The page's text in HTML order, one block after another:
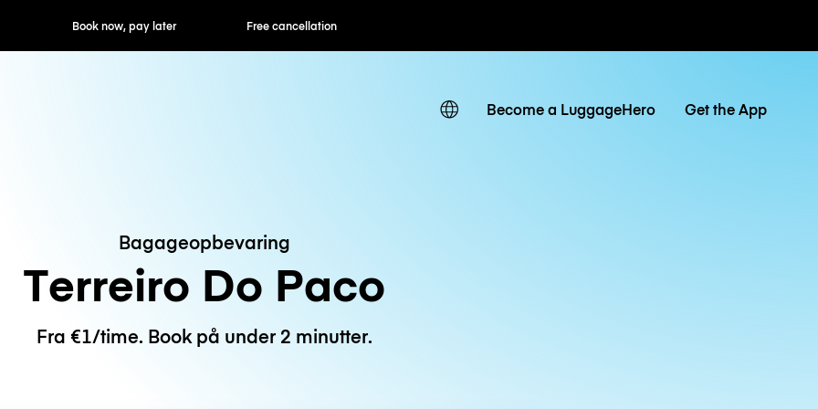
now, pay later Free cancellation Hourly / Daily Rates
Become a LuggageHero Get the App
Bagageopbevaring
Terreiro Do Paco
Fra €1/time. Book på under 2 minutter.